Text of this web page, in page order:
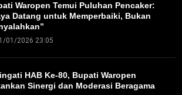
Waropen Temui Puluhan Pencaker:
Datang untuk Memperbaiki, Bukan
01/2026 23:05
HAB Ke-80, Bupati Waropen
Sinergi dan Moderasi Beragama